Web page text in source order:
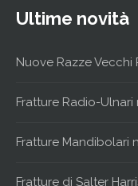
Ultime novità
Nuove Razze Vecchi
Fratture Radio-Ulnari
Fratture Mandibolari
Fratture di Salter